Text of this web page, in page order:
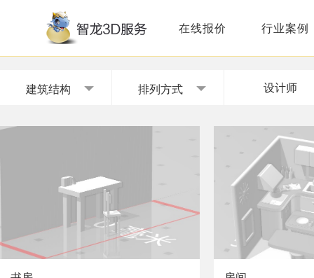
在线报价 行业案例
建筑结构 排列方式 设计师